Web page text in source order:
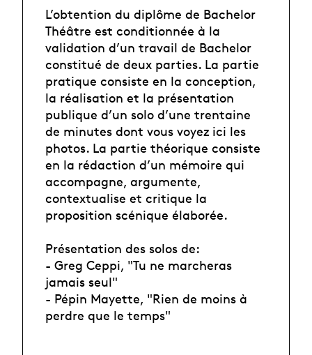
L’obtention du diplôme de Bachelor
Théâtre est conditionnée à la
validation d’un travail de Bachelor
constitué de deux parties. La partie
pratique consiste en la conception,
la réalisation et la présentation
publique d’un solo d’une trentaine
de minutes dont vous voyez ici les
photos. La partie théorique consiste
en la rédaction d’un mémoire qui
accompagne, argumente,
contextualise et critique la
proposition scénique élaborée.
Présentation des solos de:
- Greg Ceppi, "Tu ne marcheras
jamais seul"
- Pépin Mayette, "Rien de moins à
perdre que le temps"